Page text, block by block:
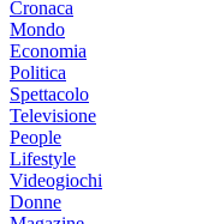
Cronaca
Mondo
Economia
Politica
Spettacolo
Televisione
People
Lifestyle
Videogiochi
Donne